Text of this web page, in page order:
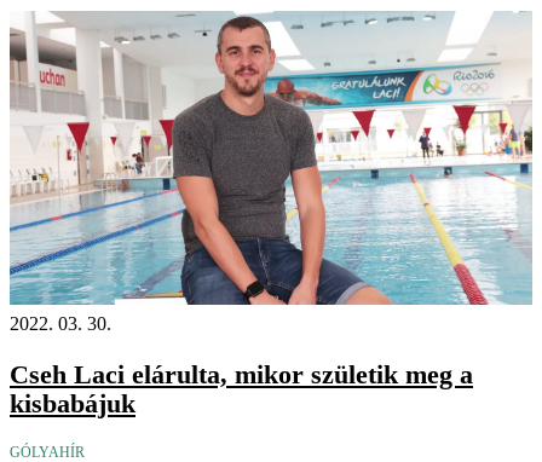
2022. 03. 30.
Cseh Laci elárulta, mikor születik meg a
kisbabájuk
GÓLYAHÍR